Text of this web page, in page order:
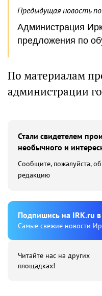
Предыдущая новость
Администрация
предложения по
По материалам
администрации
Стали свидетелем
необычного и
Сообщите, пожалуйста,
редакцию
Подпишиcь на IRK.ru
Cамые свежие новости
Читайте нас на других
площадках!